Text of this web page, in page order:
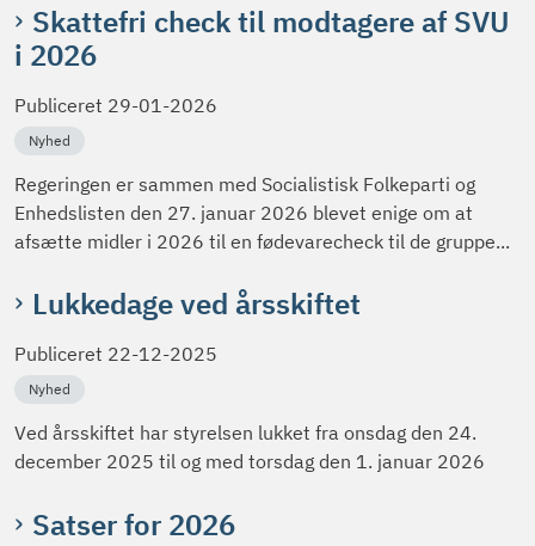
Skattefri check til modtagere af SVU
i 2026
Publiceret 29-01-2026
Nyhed
Regeringen er sammen med Socialistisk Folkeparti og
Enhedslisten den 27. januar 2026 blevet enige om at
afsætte midler i 2026 til en fødevarecheck til de gruppe...
Lukkedage ved årsskiftet
Publiceret 22-12-2025
Nyhed
Ved årsskiftet har styrelsen lukket fra onsdag den 24.
december 2025 til og med torsdag den 1. januar 2026
Satser for 2026